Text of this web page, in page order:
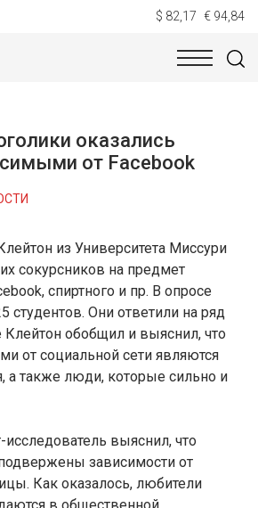
$ 82,17 € 94,84
оказались
от Facebook
из Университета Миссури
сокурсников на предмет
спиртного и пр. В опросе
студентов. Они ответили на ряд
обобщил и выяснил, что
от социальной сети являются
а также люди, которые сильно и
исследователь выяснил, что
зависимости от
Как оказалось, любители